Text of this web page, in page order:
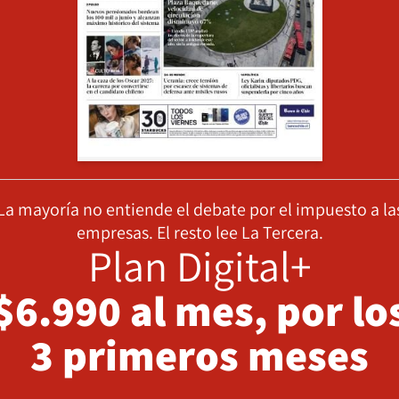
mayoría no entiende el debate por el impuesto a
empresas. El resto lee La Tercera.
Plan Digital+
al mes, por
3 primeros meses